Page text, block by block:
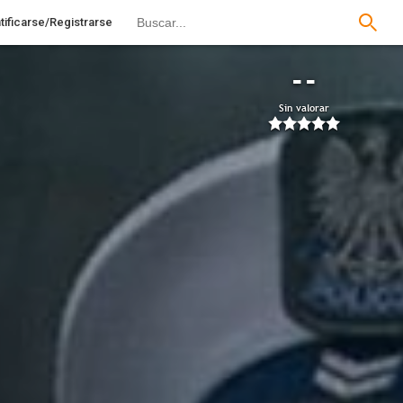
Registrarse
--
Sin valorar